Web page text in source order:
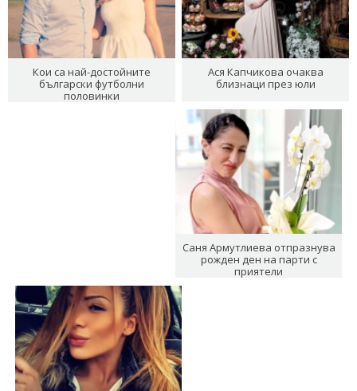
Кои са най-достойните
български футболни
половинки
Ася Капчикова очаква
близнаци през юли
Саня Армутлиева отпразнува
рожден ден на парти с
приятели